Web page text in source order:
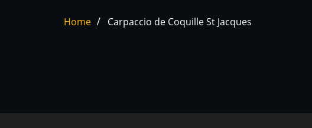
Home Carpaccio de Coquille St Jacques